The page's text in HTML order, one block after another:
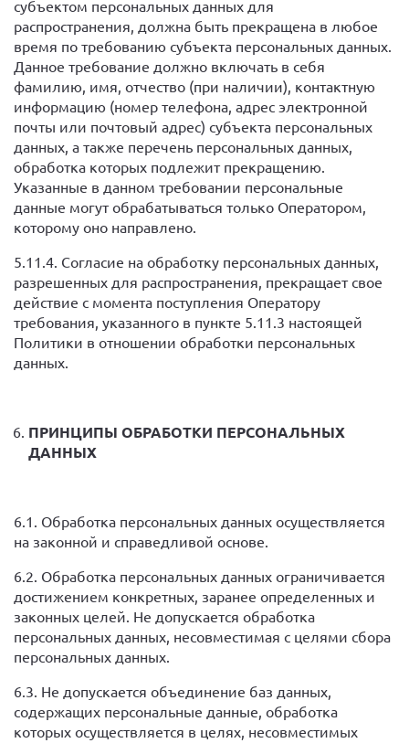
субъектом персональных данных для
распространения, должна быть прекращена в любое
время по требованию субъекта персональных данных.
Данное требование должно включать в себя
фамилию, имя, отчество (при наличии), контактную
информацию (номер телефона, адрес электронной
почты или почтовый адрес) субъекта персональных
данных, а также перечень персональных данных,
обработка которых подлежит прекращению.
Указанные в данном требовании персональные
данные могут обрабатываться только Оператором,
которому оно направлено.
5.11.4. Согласие на обработку персональных данных,
разрешенных для распространения, прекращает свое
действие с момента поступления Оператору
требования, указанного в пункте 5.11.3 настоящей
Политики в отношении обработки персональных
данных.
ПРИНЦИПЫ ОБРАБОТКИ ПЕРСОНАЛЬНЫХ
ДАННЫХ
6.1. Обработка персональных данных осуществляется
на законной и справедливой основе.
6.2. Обработка персональных данных ограничивается
достижением конкретных, заранее определенных и
законных целей. Не допускается обработка
персональных данных, несовместимая с целями сбора
персональных данных.
6.3. Не допускается объединение баз данных,
содержащих персональные данные, обработка
которых осуществляется в целях, несовместимых